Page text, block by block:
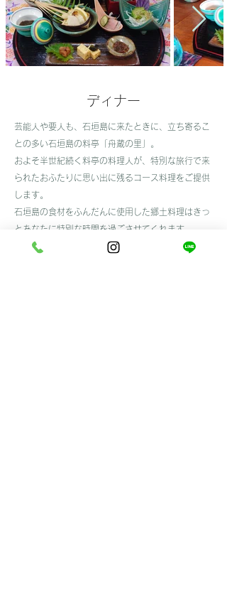
​ディナー
芸能人や要人も、石垣島に来たときに、立ち寄るこ
との多い石垣島の料亭「舟蔵の里」。
およそ半世紀続く料亭の料理人が、特別な旅行で来
られたおふたりに思い出に残るコース料理をご提供
します。
​石垣島の食材をふんだんに使用した郷土料理はきっ
とあなたに特別な時間を過ごさせてくれます。